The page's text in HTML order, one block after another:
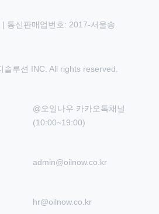
통신판매업번호: 2017-서울송
루션 INC. All rights reserved.
@오일나우 카카오톡채널
(10:00~19:00)
admin@oilnow.co.kr
hr@oilnow.co.kr